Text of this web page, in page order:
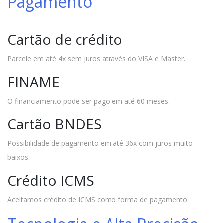
Cartão de crédito
Parcele em até 4x sem juros através do VISA e Master.
FINAME
O financiamento pode ser pago em até 60 meses.
Cartão BNDES
Possibilidade de pagamento em até 36x com juros muito
baixos.
Crédito ICMS
Aceitamos crédito de ICMS como forma de pagamento.